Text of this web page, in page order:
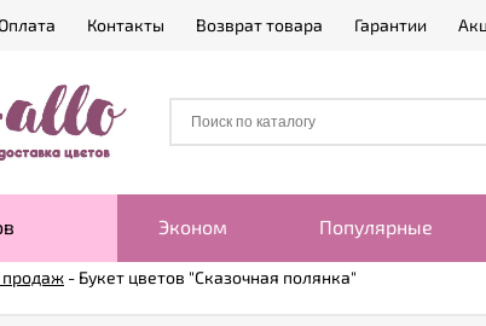
Контакты Возврат товара Гарантии
Эконом Популярные
- Букет цветов "Сказочная полянка"